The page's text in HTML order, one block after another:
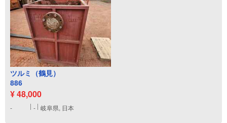
ツルミ（鶴見）
886
¥ 48,000
- - 岐阜県, 日本